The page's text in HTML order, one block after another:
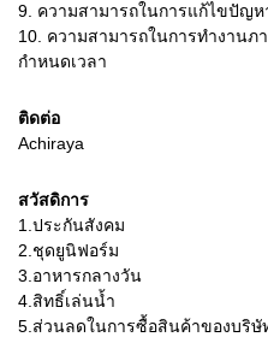
9. ความสามารถในการแก้ไขปัญห
10. ความสามารถในการทำงาน
กำหนดเวลา
ติดต่อ
Achiraya
สวัสดิการ
1.ประกันสังคม
2.ชุดยูนิฟอร์ม
3.อาหารกลางวัน
4.สิทธิ์เล่นน้ำ
5.ส่วนลดในการซื้อสินค้าของบริษั